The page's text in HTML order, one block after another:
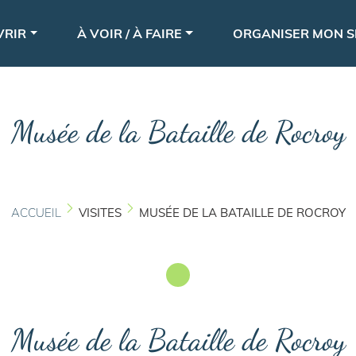
au
principal
À VOIR / À FAIRE ORGANISER MON
Musée de la Bataille de Rocroy
ACCUEIL VISITES MUSÉE DE LA BATAILLE DE ROCROY
Musée de la Bataille de Rocroy